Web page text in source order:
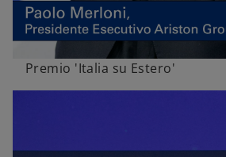
Premio 'Italia su Estero'